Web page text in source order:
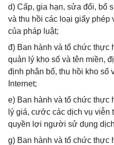
d) Cấp, gia hạn, sửa đổi, bổ
và thu hồi các loại giấy phép
của pháp luật;
đ) Ban hành và tổ chức thực
quản lý kho số và tên miền,
định phân bổ, thu hồi kho số
Internet;
e) Ban hành và tổ chức thực
lý giá, cước các dịch vụ viễn
quyền lợi người sử dụng
g) Ban hành và tổ chức thực